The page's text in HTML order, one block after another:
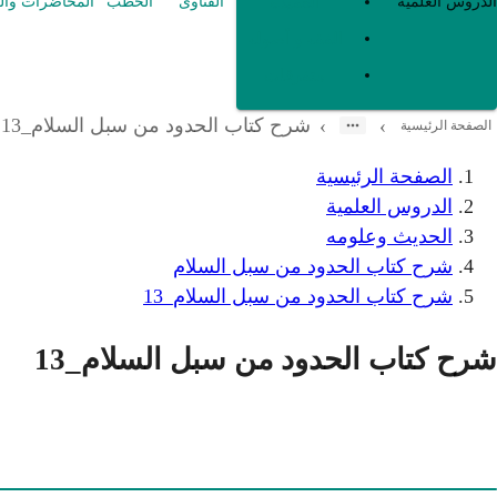
الصفحة الرئيسية ›
› شرح كتاب الحدود من سبل السلام_13
الصفحة الرئيسية
الدروس العلمية
الحديث وعلومه
شرح كتاب الحدود من سبل السلام
شرح كتاب الحدود من سبل السلام_13
شرح كتاب الحدود من سبل السلام_13